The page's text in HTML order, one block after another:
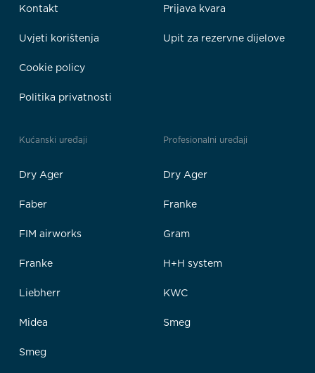
Kontakt
Uvjeti korištenja
Cookie policy
Politika privatnosti
Prijava kvara
Upit za rezervne dijelove
Kućanski uređaji
Dry Ager
Faber
FIM airworks
Franke
Liebherr
Midea
Smeg
Profesionalni uređaji
Dry Ager
Franke
Gram
H+H system
KWC
Smeg